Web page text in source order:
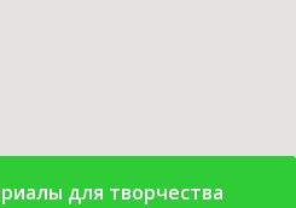
для творчества